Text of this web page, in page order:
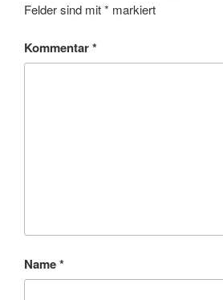
Felder sind mit* markiert
Kommentar*
Name*